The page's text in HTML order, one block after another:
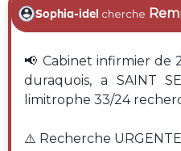
Sophia-idel cherche
📢 Cabinet infirmier de
duraquois, a SAINT
limitrophe 33/24
⚠️ Recherche